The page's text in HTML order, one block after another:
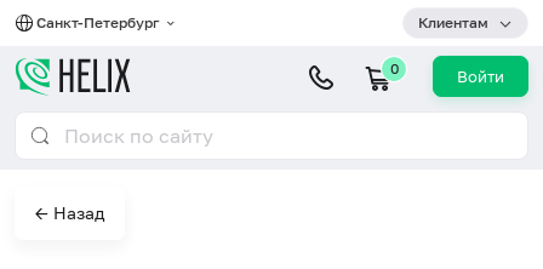
Санкт-Петербург Клиентам
0 Войти
← Назад